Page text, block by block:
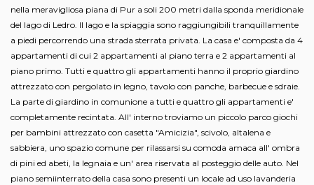
nella meravigliosa piana di Pur a soli 200 metri dalla sponda meridionale
del lago di Ledro. Il lago e la spiaggia sono raggiungibili tranquillamente
a piedi percorrendo una strada sterrata privata. La casa e' composta da 4
appartamenti di cui 2 appartamenti al piano terra e 2 appartamenti al
piano primo. Tutti e quattro gli appartamenti hanno il proprio giardino
attrezzato con pergolato in legno, tavolo con panche, barbecue e sdraie.
La parte di giardino in comunione a tutti e quattro gli appartamenti e'
completamente recintata. All' interno troviamo un piccolo parco giochi
per bambini attrezzato con casetta "Amicizia", scivolo, altalena e
sabbiera, uno spazio comune per rilassarsi su comoda amaca all' ombra
di pini ed abeti, la legnaia e un' area riservata al posteggio delle auto. Nel
piano semiinterrato della casa sono presenti un locale ad uso lavanderia